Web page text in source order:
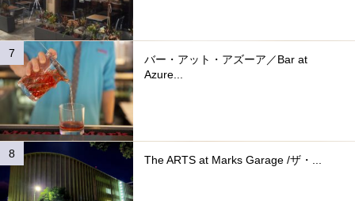
バー・アット・アズーア／Bar at
Azure...
The ARTS at Marks Garage /ザ・...